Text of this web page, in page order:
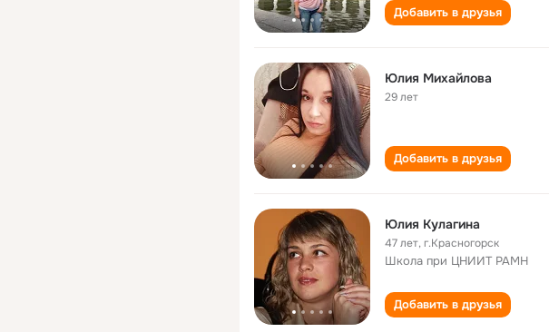
Добавить в друзья
Юлия Михайлова
29 лет
Добавить в друзья
Юлия Кулагина
47 лет,г.Красногорск
Школа при ЦНИИТ РАМН
Добавить в друзья